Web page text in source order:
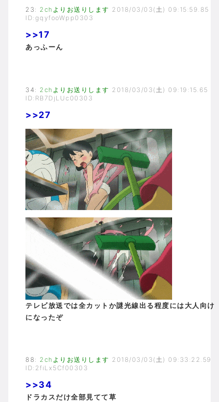
23 : 2chよりお送りします 2018/03/03(土) 09:15:59.85
ID:gqyfooWpp0303
>>17
あっふーん
34 : 2chよりお送りします 2018/03/03(土) 09:19:15.65
ID:RB7DjLUc00303
>>27
テレビ放送では全カットか謎光線出る程度には大人向け
になったぞ
88 : 2chよりお送りします 2018/03/03(土) 09:33:22.59
ID:2fiLx5Cf00303
>>34
ドラカスだけ全部見てて草